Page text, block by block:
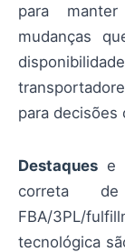
para
mudanças
para decisões
Destaques e
correta
FBA/3PL/
tecnológica